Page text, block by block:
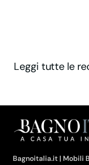
Leggi tutte le
Bagnoitalia.it | Mobili